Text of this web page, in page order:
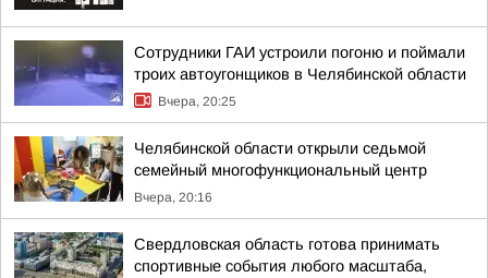
Сотрудники ГАИ устроили погоню и поймали
троих автоугонщиков в Челябинской области
Вчера, 20:25
Челябинской области открыли седьмой
семейный многофункциональный центр
Вчера, 20:16
Свердловская область готова принимать
спортивные события любого масштаба,